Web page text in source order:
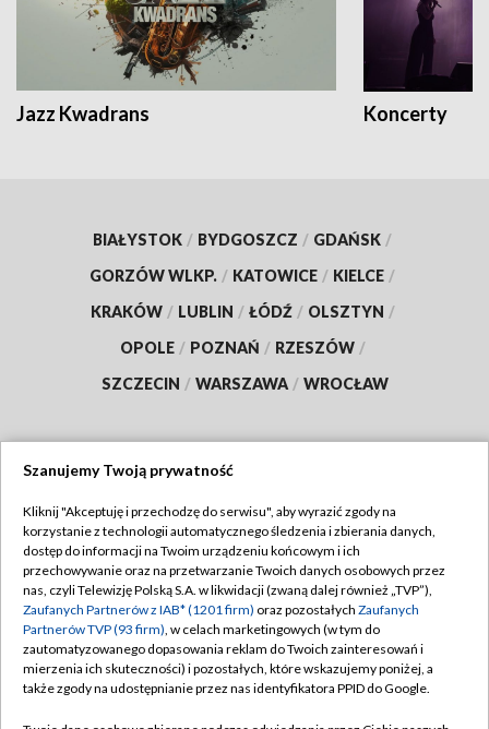
Jazz Kwadrans Koncerty
BIAŁYSTOK / BYDGOSZCZ / GDAŃSK /
GORZÓW WLKP. / KATOWICE / KIELCE /
KRAKÓW / LUBLIN / ŁÓDŹ / OLSZTYN /
OPOLE / POZNAŃ / RZESZÓW /
SZCZECIN / WARSZAWA / WROCŁAW
TVP
Abonament TVP
Emisja w TVP
Centrum informacji TVP
Naziemna Telewizja Cyfrowa
Regulamin TVP
Polityka prywatności
Moje zgody
Pomoc
Szanujemy Twoją prywatność
Kliknij "Akceptuję i przechodzę do serwisu", aby wyrazić zgody na
korzystanie z technologii automatycznego śledzenia i zbierania danych,
dostęp do informacji na Twoim urządzeniu końcowym i ich
przechowywanie oraz na przetwarzanie Twoich danych osobowych przez
nas, czyli Telewizję Polską S.A. w likwidacji (zwaną dalej również „TVP”),
Zaufanych Partnerów z IAB* (1201 firm) oraz pozostałych Zaufanych
Partnerów TVP (93 firm), w celach marketingowych (w tym do
zautomatyzowanego dopasowania reklam do Twoich zainteresowań i
mierzenia ich skuteczności) i pozostałych, które wskazujemy poniżej, a
także zgody na udostępnianie przez nas identyfikatora PPID do Google.